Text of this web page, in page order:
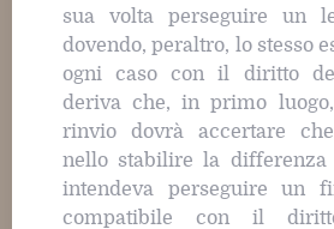
sua volta perseguire un
dovendo, peraltro, lo stesso
ogni caso con il diritto
deriva che, in primo
rinvio dovrà accertare
nello stabilire la differenza
intendeva perseguire un
compatibile con il diritto